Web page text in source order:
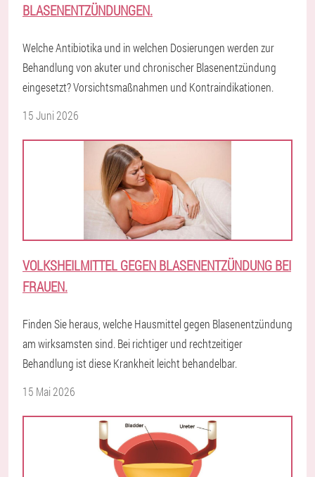
BLASENENTZÜNDUNGEN.
Welche Antibiotika und in welchen Dosierungen werden zur
Behandlung von akuter und chronischer Blasenentzündung
eingesetzt? Vorsichtsmaßnahmen und Kontraindikationen.
15 Juni 2026
VOLKSHEILMITTEL GEGEN BLASENENTZÜNDUNG BEI
FRAUEN.
Finden Sie heraus, welche Hausmittel gegen Blasenentzündung
am wirksamsten sind. Bei richtiger und rechtzeitiger
Behandlung ist diese Krankheit leicht behandelbar.
15 Mai 2026